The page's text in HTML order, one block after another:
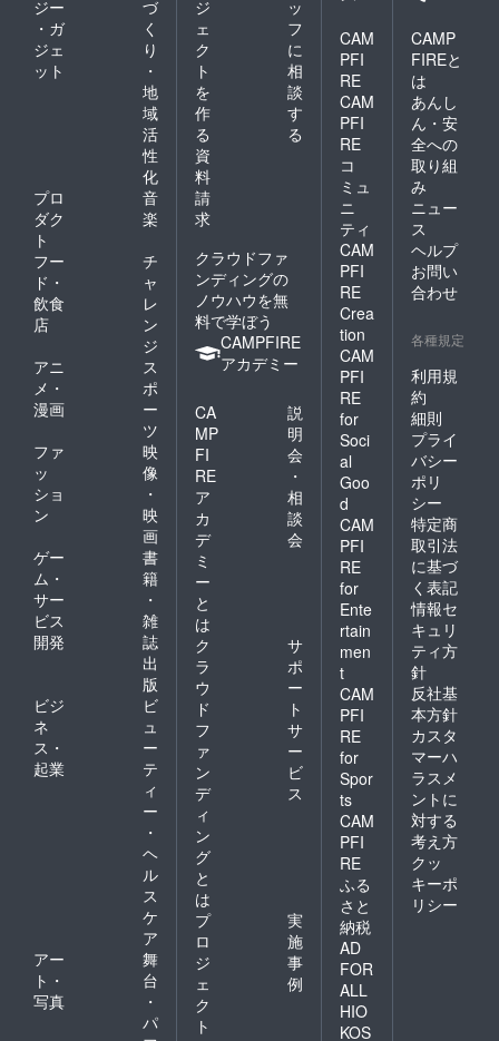
ジー
・ガ
ジェ
ット
づ
く
り
・
地
域
活
性
化
プロ
ダク
ト
音
楽
フー
ド・
飲食
店
チ
ャ
レ
ン
ジ
アニ
メ・
漫画
ス
ポ
ー
ツ
ファ
ッ
ショ
ン
映
像
・
映
画
ゲー
ム・
サー
ビス
開発
書
籍
・
雑
誌
出
版
ビジ
ネ
ス・
起業
ビ
ュ
ー
テ
ィ
ー
・
ヘ
ル
ス
ケ
ア
アー
ト・
写真
舞
台
・
パ
ジ
ェ
ク
ト
を
作
る
ッ
フ
に
相
談
す
る
資
料
請
求
クラウドファ
ンディングの
ノウハウを無
料で学ぼう
CAMPFIRE
アカデミー
CA
MP
FI
RE
ア
カ
デ
ミ
ー
と
は
説
明
会
・
相
談
会
ク
ラ
ウ
ド
フ
ァ
ン
デ
ィ
ン
グ
と
は
サ
ポ
ー
ト
サ
ー
ビ
ス
プ
ロ
ジ
ェ
ク
ト
実
施
事
例
CAM
PFI
RE
CAM
PFI
RE
コ
ミュ
ニ
ティ
CAM
PFI
RE
Crea
tion
CAM
PFI
RE
for
Soci
al
Goo
d
CAM
PFI
RE
for
Ente
rtain
men
t
CAM
PFI
RE
for
Spor
ts
CAM
PFI
RE
ふる
さと
納税
AD
FOR
ALL
HIO
KOS
CAMP
FIREと
は
あんし
ん・安
全への
取り組
み
ニュー
ス
ヘルプ
お問い
合わせ
各種規定
利用規
約
細則
プライ
バシー
ポリ
シー
特定商
取引法
に基づ
く表記
情報セ
キュリ
ティ方
針
反社基
本方針
カスタ
マーハ
ラスメ
ントに
対する
考え方
クッ
キーポ
リシー